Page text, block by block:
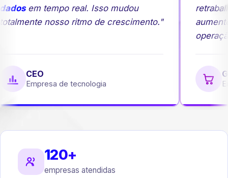
em tempo real. Isso mudou
nosso ritmo de crescimento."
CEO
Empresa de tecnologia
120+
empresas atendidas